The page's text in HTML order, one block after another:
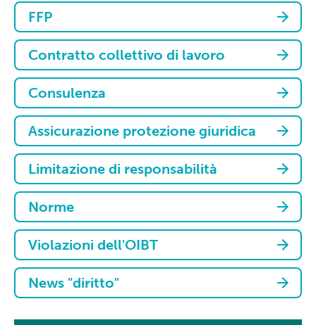
FFP
Contratto collettivo di lavoro
Consulenza
Assicurazione protezione giuridica
Limitazione di responsabilità
Norme
Violazioni dell'OIBT
News "diritto"